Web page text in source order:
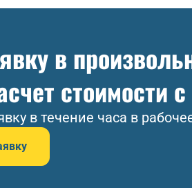
в
стоимости
в течение часа в